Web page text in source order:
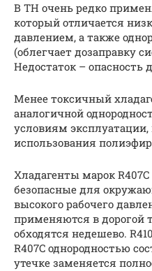
В ТН очень редко
который отличается
давлением, а также
(облегчает дозаправку
Недостаток – опасность
Менее токсичный
аналогичной
условиям эксплуатации,
использования
Хладагенты марок
безопасные для
высокого рабочего
применяются в дорогой
обходятся недешево.
R407C однородностью
утечке заменяется